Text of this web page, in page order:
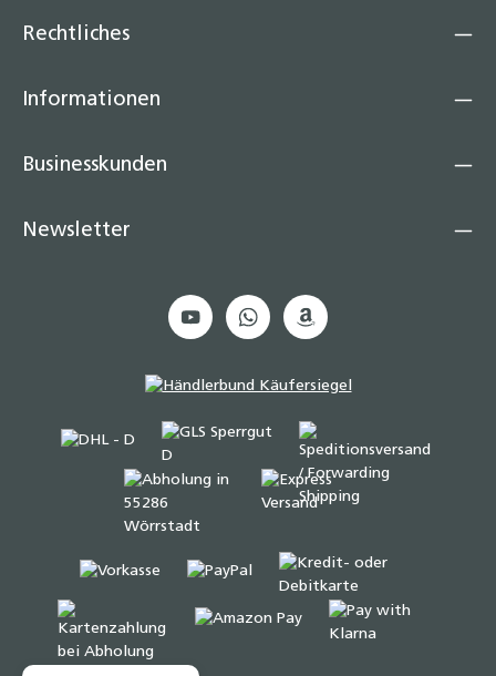
Rechtliches
Informationen
Businesskunden
Newsletter